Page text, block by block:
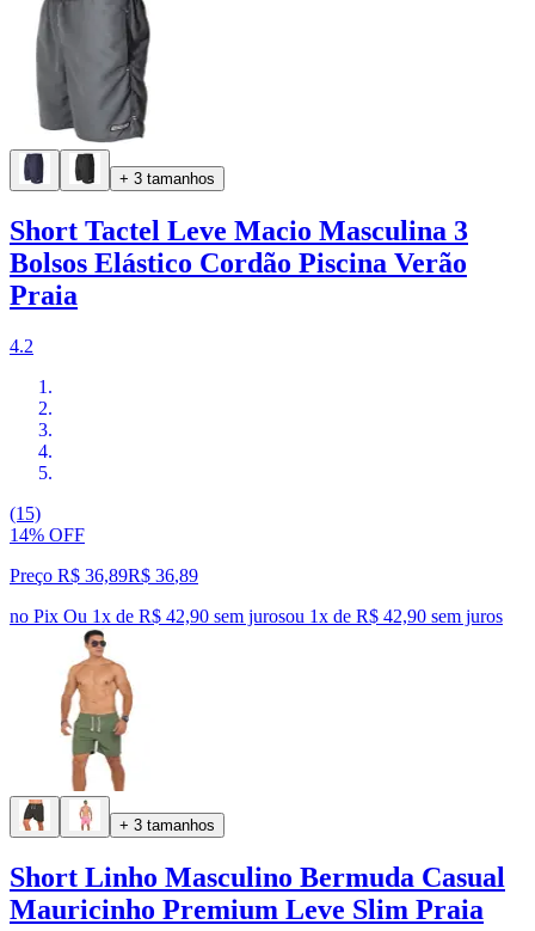
+ 3 tamanhos
Short Tactel Leve Macio Masculina 3
Bolsos Elástico Cordão Piscina Verão
Praia
4.2
(15)
14% OFF
Preço R$ 36,89R$ 36,89
no Pix Ou 1x de R$ 42,90 sem jurosou 1x de R$ 42,90 sem juros
+ 3 tamanhos
Short Linho Masculino Bermuda Casual
Mauricinho Premium Leve Slim Praia